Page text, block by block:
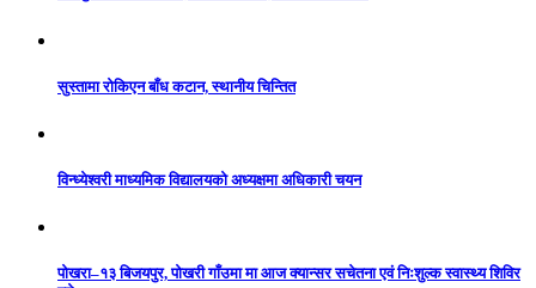
सुस्तामा रोकिएन बाँध कटान, स्थानीय चिन्तित
विन्ध्येश्वरी माध्यमिक विद्यालयको अध्यक्षमा अधिकारी चयन
पोखरा–१३ बिजयपुर, पोखरी गाँउमा मा आज क्यान्सर सचेतना एवं निःशुल्क स्वास्थ्य शिविर